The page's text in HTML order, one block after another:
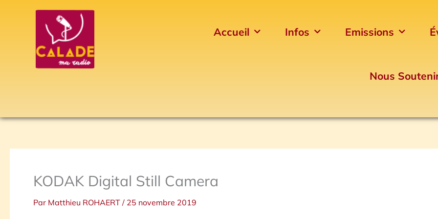
Accueil Infos Emissions
Nous
KODAK Digital Still Camera
Par Matthieu ROHAERT / 25 novembre 2019